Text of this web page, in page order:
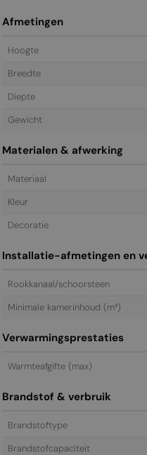
Afmetingen
Hoogte
Breedte
Diepte
Gewicht
Materialen & afwerking
Materiaal
Kleur
Decoratie
Installatie-afmetingen en
Rookkanaal/schoorsteen
Minimale kamerinhoud (m³)
Verwarmingsprestaties
Warmteafgifte (max)
Brandstof & verbruik
Brandstoftype
Brandstofcapaciteit